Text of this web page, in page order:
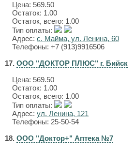
Цена: 569.50
Остаток: 1.00
Остаток, всего: 1.00
Тип оплаты:
Адрес: с. Майма, ул. Ленина, 60
Телефоны: +7 (913)9916506
17. ООО "ДОКТОР ПЛЮС" г. Бийск
Цена: 569.50
Остаток: 1.00
Остаток, всего: 1.00
Тип оплаты:
Адрес: ул. Ленина, 121
Телефоны: 25-50-54
18. ООО "Доктор+" Аптека №7